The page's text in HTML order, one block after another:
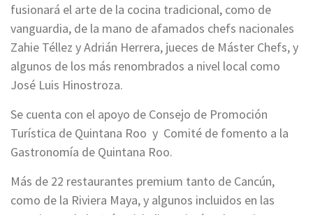
fusionará el arte de la cocina tradicional, como de
vanguardia, de la mano de afamados chefs nacionales
Zahie Téllez y Adrián Herrera, jueces de Máster Chefs, y
algunos de los más renombrados a nivel local como
José Luis Hinostroza.
Se cuenta con el apoyo de Consejo de Promoción
Turística de Quintana Roo y Comité de fomento a la
Gastronomía de Quintana Roo.
Más de 22 restaurantes premium tanto de Cancún,
como de la Riviera Maya, y algunos incluidos en las